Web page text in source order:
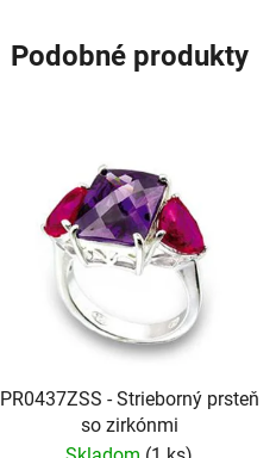
Podobné produkty
PR0437ZSS - Strieborný prsteň
so zirkónmi